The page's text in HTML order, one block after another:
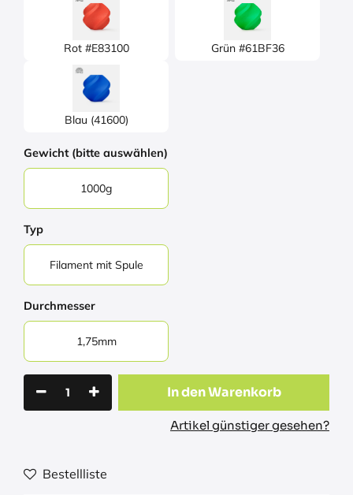
Rot #E83100 Grün #61BF36
Blau (41600)
Gewicht (bitte auswählen)
1000g
Typ
Filament mit Spule
Durchmesser
1,75mm
In den Warenkorb
Artikel günstiger gesehen?
Bestellliste